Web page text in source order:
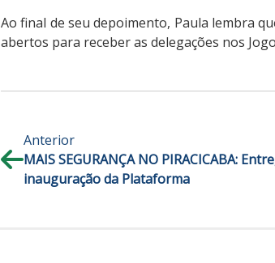
Ao final de seu depoimento, Paula lembra
abertos para receber as delegações nos
Anterior
MAIS SEGURANÇA NO PIRACICABA:
inauguração da Plataforma